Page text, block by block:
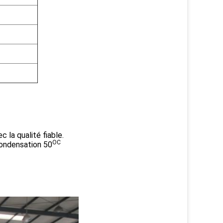
la qualité fiable.
50OC